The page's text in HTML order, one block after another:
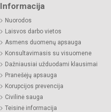
Informacija
Nuorodos
Laisvos darbo vietos
Asmens duomenų apsauga
Konsultavimasis su visuomene
Dažniausiai užduodami klausimai
Pranešėjų apsauga
Korupcijos prevencija
Civilinė sauga
Teisinė informacija